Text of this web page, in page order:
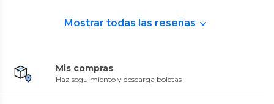
Mostrar todas las reseñas
Mis compras
Haz seguimiento y descarga boletas